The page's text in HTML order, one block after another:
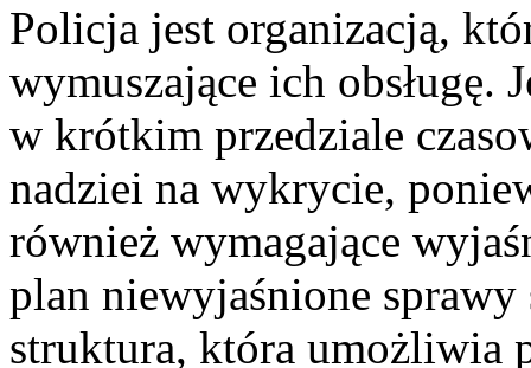
Policja jest organizacją,
wymuszające ich obsługę.
w krótkim przedziale
nadziei na wykrycie,
również wymagające
plan niewyjaśnione sprawy
struktura, która umożliwia